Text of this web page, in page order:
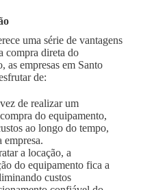
uma série de vantagens
compra direta do
as empresas em Santo
de:
de realizar um
do equipamento,
ao longo do tempo,
empresa.
a locação, a
do equipamento fica a
custos